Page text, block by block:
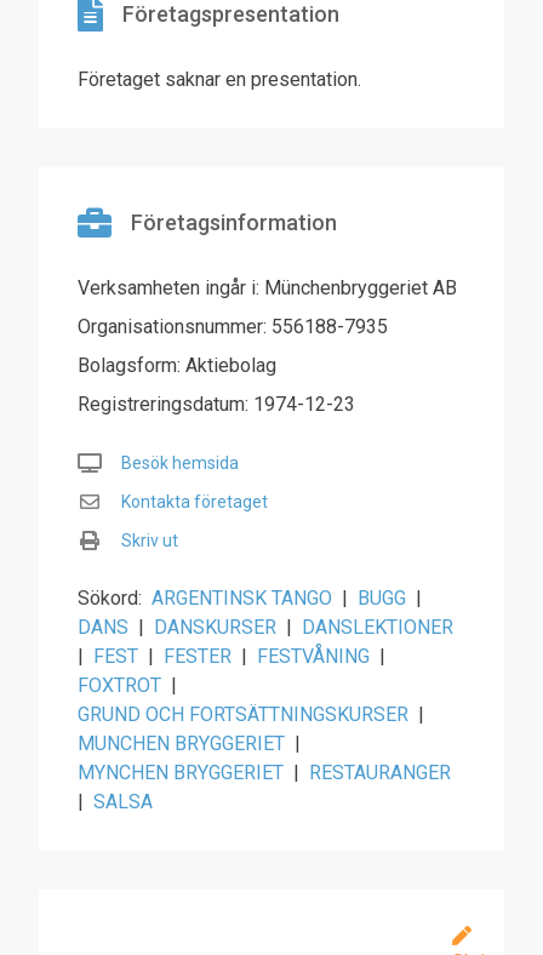
Företagspresentation
Företaget saknar en presentation.
Företagsinformation
Verksamheten ingår i: Münchenbryggeriet AB
Organisationsnummer: 556188-7935
Bolagsform: Aktiebolag
Registreringsdatum: 1974-12-23
Besök hemsida
Kontakta företaget
Skriv ut
Sökord: ARGENTINSK TANGO | BUGG |
DANS | DANSKURSER | DANSLEKTIONER
| FEST | FESTER | FESTVÅNING |
FOXTROT |
GRUND OCH FORTSÄTTNINGSKURSER |
MUNCHEN BRYGGERIET |
MYNCHEN BRYGGERIET | RESTAURANGER
| SALSA